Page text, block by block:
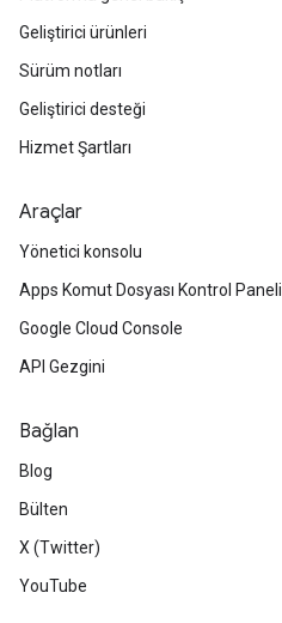
Geliştirici ürünleri
Sürüm notları
Geliştirici desteği
Hizmet Şartları
Araçlar
Yönetici konsolu
Apps Komut Dosyası Kontrol Paneli
Google Cloud Console
API Gezgini
Bağlan
Blog
Bülten
X (Twitter)
YouTube